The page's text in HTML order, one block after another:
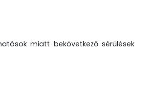
miatt bekövetkező sérülések